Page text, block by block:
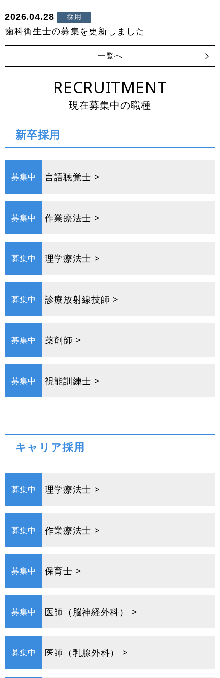
2026.04.28 採用
歯科衛生士の募集を更新しました
一覧へ
RECRUITMENT
現在募集中の職種
新卒採用
募集中 言語聴覚士 >
募集中 作業療法士 >
募集中 理学療法士 >
募集中 診療放射線技師 >
募集中 薬剤師 >
募集中 視能訓練士 >
キャリア採用
募集中 理学療法士 >
募集中 作業療法士 >
募集中 保育士 >
募集中 医師（脳神経外科） >
募集中 医師（乳腺外科） >